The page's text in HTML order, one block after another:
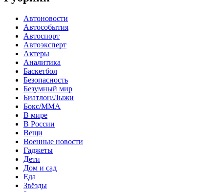
Автоновости
Автособытия
Автоспорт
Автоэксперт
Актеры
Аналитика
Баскетбол
Безопасность
Безумный мир
Биатлон/Лыжи
Бокс/MMA
В мире
В России
Вещи
Военные новости
Гаджеты
Дети
Дом и сад
Еда
Звёзды